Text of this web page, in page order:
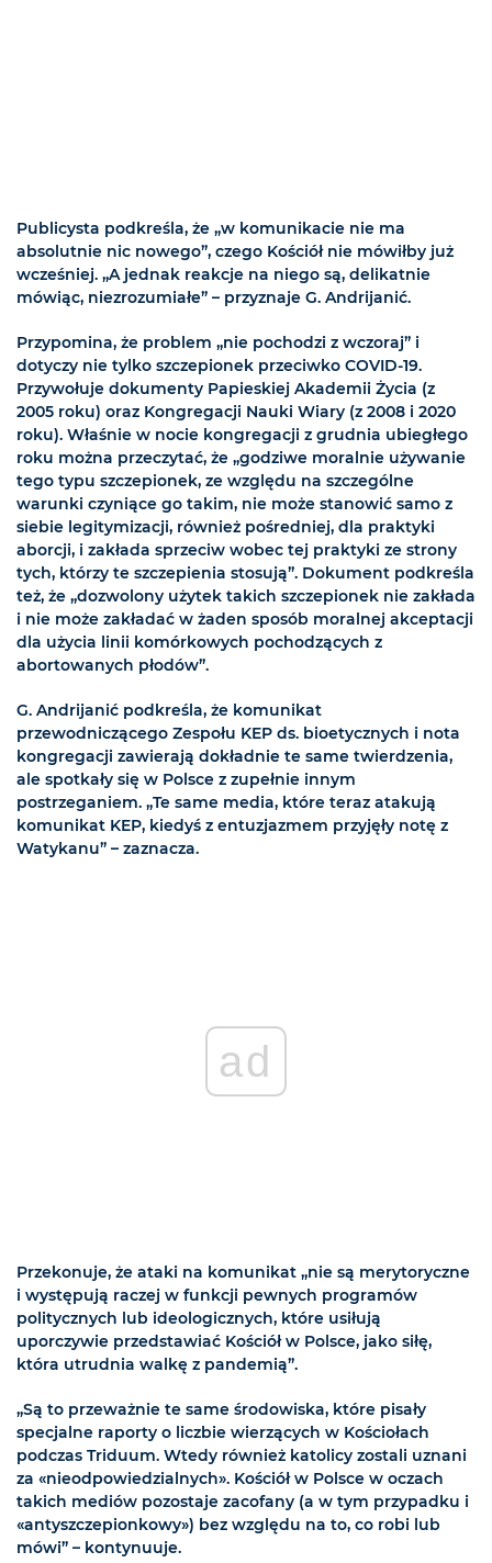
Publicysta podkreśla, że „w komunikacie nie ma
absolutnie nic nowego”, czego Kościół nie mówiłby już
wcześniej. „A jednak reakcje na niego są, delikatnie
mówiąc, niezrozumiałe” – przyznaje G. Andrijanić.
Przypomina, że problem „nie pochodzi z wczoraj” i
dotyczy nie tylko szczepionek przeciwko COVID-19.
Przywołuje dokumenty Papieskiej Akademii Życia (z
2005 roku) oraz Kongregacji Nauki Wiary (z 2008 i 2020
roku). Właśnie w nocie kongregacji z grudnia ubiegłego
roku można przeczytać, że „godziwe moralnie używanie
tego typu szczepionek, ze względu na szczególne
warunki czyniące go takim, nie może stanowić samo z
siebie legitymizacji, również pośredniej, dla praktyki
aborcji, i zakłada sprzeciw wobec tej praktyki ze strony
tych, którzy te szczepienia stosują”. Dokument podkreśla
też, że „dozwolony użytek takich szczepionek nie zakłada
i nie może zakładać w żaden sposób moralnej akceptacji
dla użycia linii komórkowych pochodzących z
abortowanych płodów”.
G. Andrijanić podkreśla, że komunikat
przewodniczącego Zespołu KEP ds. bioetycznych i nota
kongregacji zawierają dokładnie te same twierdzenia,
ale spotkały się w Polsce z zupełnie innym
postrzeganiem. „Te same media, które teraz atakują
komunikat KEP, kiedyś z entuzjazmem przyjęły notę z
Watykanu” – zaznacza.
ad
Przekonuje, że ataki na komunikat „nie są merytoryczne
i występują raczej w funkcji pewnych programów
politycznych lub ideologicznych, które usiłują
uporczywie przedstawiać Kościół w Polsce, jako siłę,
która utrudnia walkę z pandemią”.
„Są to przeważnie te same środowiska, które pisały
specjalne raporty o liczbie wierzących w Kościołach
podczas Triduum. Wtedy również katolicy zostali uznani
za «nieodpowiedzialnych». Kościół w Polsce w oczach
takich mediów pozostaje zacofany (a w tym przypadku i
«antyszczepionkowy») bez względu na to, co robi lub
mówi” – kontynuuje.